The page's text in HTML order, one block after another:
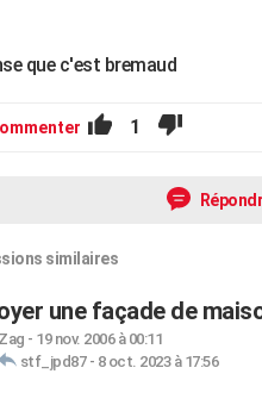
que c'est bremaud
1
similaires
une façade de
Zag - 19 nov. 2006 à 00:11
stf_jpd87- 8 oct. 2023 à 17:56